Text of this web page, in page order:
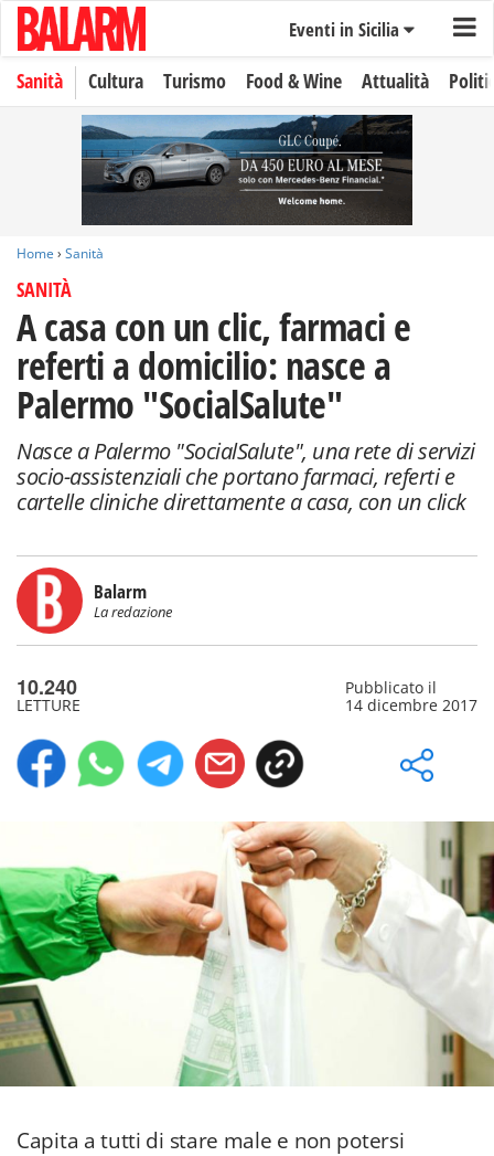
Eventi in Sicilia
Sanità Cultura Turismo Food & Wine Attualità
Home › Sanità
SANITÀ
A casa con un clic, farmaci e
referti a domicilio: nasce a
Palermo "SocialSalute"
Nasce a Palermo "SocialSalute", una rete di servizi
socio-assistenziali che portano farmaci, referti e
cartelle cliniche direttamente a casa, con un click
Balarm
La redazione
10.240
LETTURE
Pubblicato il
14 dicembre 2017
Capita a tutti di stare male e non potersi